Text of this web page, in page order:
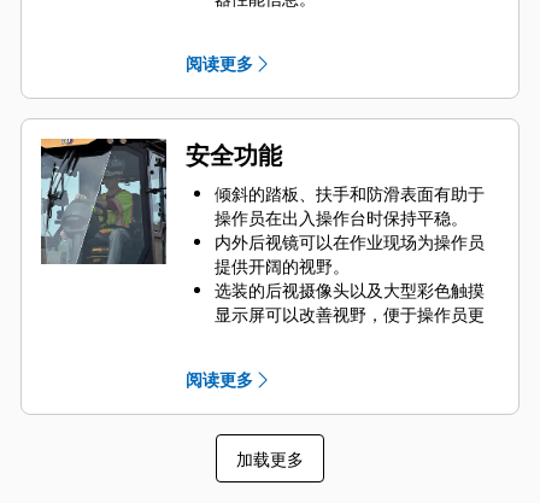
标配的遮阳顶篷、选装的 ROPS/FOPS
顶篷或者选装的带铰链式玻璃窗的温
控型 ROPS/FOPS 驾驶室，能够保护
操作员免受恶劣天气的影响。
将标配的可调节乙烯座椅升级为带扶
手的乙烯悬浮座椅，能够提高操作员
的舒适度。驾驶室配置提供豪华型高
靠背空气悬浮式座椅选件。
阅读更多
安全功能
倾斜的踏板、扶手和防滑表面有助于
操作员在出入操作台时保持平稳。
内外后视镜可以在作业现场为操作员
提供开阔的视野。
选装的后视摄像头以及大型彩色触摸
显示屏可以改善视野，便于操作员更
安全带开关。
阅读更多
加载更多